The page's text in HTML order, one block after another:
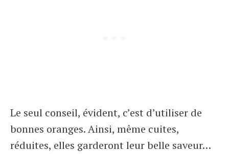
Le seul conseil, évident, c’est d’utiliser de
bonnes oranges. Ainsi, même cuites,
réduites, elles garderont leur belle saveur…